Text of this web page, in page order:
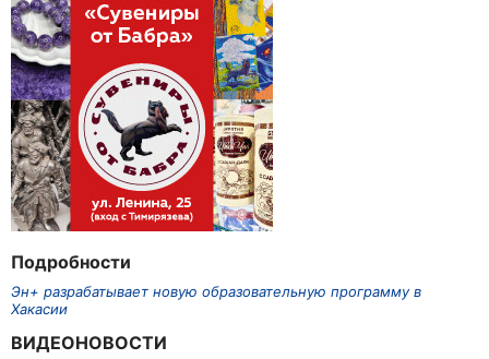
Подробности
Эн+ разрабатывает новую образовательную программу в
Хакасии
ВИДЕОНОВОСТИ